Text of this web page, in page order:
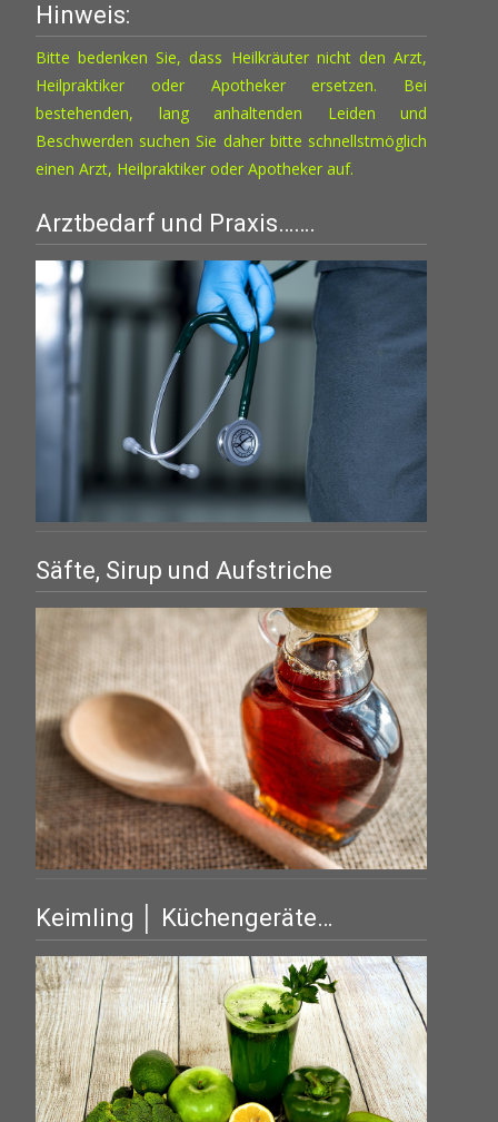
Hinweis:
Bitte bedenken Sie, dass Heilkräuter nicht den Arzt,
Heilpraktiker oder Apotheker ersetzen. Bei
bestehenden, lang anhaltenden Leiden und
Beschwerden suchen Sie daher bitte schnellstmöglich
einen Arzt, Heilpraktiker oder Apotheker auf.
Arztbedarf und Praxis…….
Säfte, Sirup und Aufstriche
Keimling │ Küchengeräte…